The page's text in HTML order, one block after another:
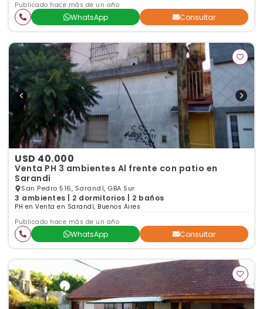
Publicado hace más de un año
WhatsApp Consultar
USD 40.000
Venta PH 3 ambientes Al frente con patio en
Sarandí
San Pedro 516, Sarandí, GBA Sur
3 ambientes | 2 dormitorios | 2 baños
PH en Venta en Sarandí, Buenos Aires
Publicado hace más de un año
WhatsApp Consultar